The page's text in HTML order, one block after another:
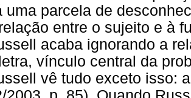
uma parcela de
entre o sujeito e à
acaba ignorando a
vínculo central da
vê tudo exceto isso: